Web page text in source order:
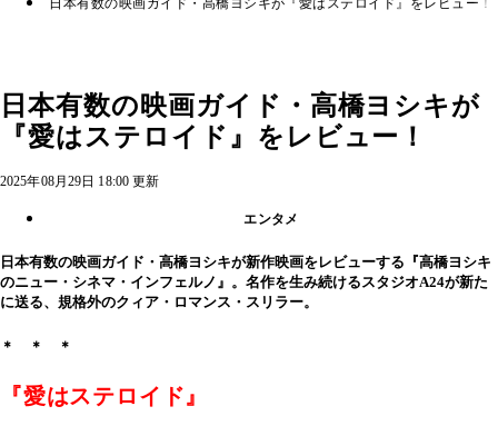
日本有数の映画ガイド・高橋ヨシキが
『愛はステロイド』をレビュー！
2025年08月29日 18:00 更新
エンタメ
日本有数の映画ガイド・高橋ヨシキが新作映画をレビューする『高橋ヨシキ
のニュー・シネマ・インフェルノ』。名作を生み続けるスタジオA24が新た
に送る、規格外のクィア・ロマンス・スリラー。
＊ ＊ ＊
『愛はステロイド』